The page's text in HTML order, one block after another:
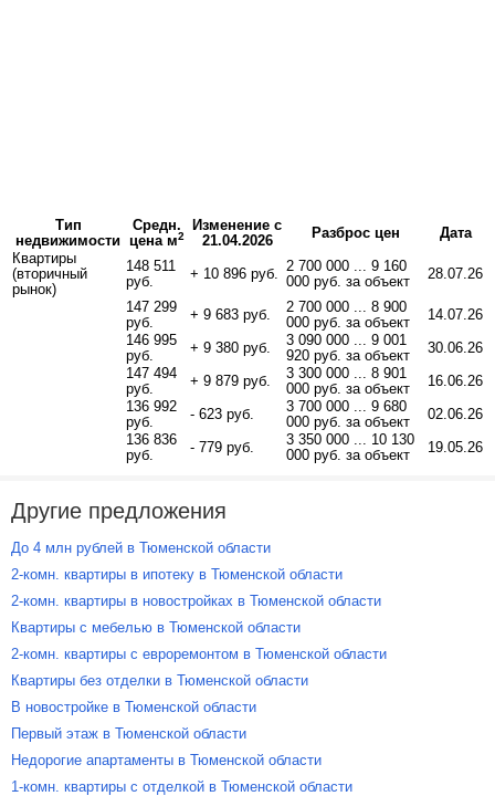
Тип
недвижимости
Средн.
цена м2
Изменение с
21.04.2026
Разброс цен
Дата
Квартиры
(вторичный
рынок)
148 511
руб.
+ 10 896 руб.
2 700 000 ... 9 160
000 руб. за объект
28.07.26
147 299
руб.
+ 9 683 руб.
2 700 000 ... 8 900
000 руб. за объект
14.07.26
146 995
руб.
+ 9 380 руб.
3 090 000 ... 9 001
920 руб. за объект
30.06.26
147 494
руб.
+ 9 879 руб.
3 300 000 ... 8 901
000 руб. за объект
16.06.26
136 992
руб.
- 623 руб.
3 700 000 ... 9 680
000 руб. за объект
02.06.26
136 836
руб.
- 779 руб.
3 350 000 ... 10 130
000 руб. за объект
19.05.26
Другие предложения
До 4 млн рублей в Тюменской области
2-комн. квартиры в ипотеку в Тюменской области
2-комн. квартиры в новостройках в Тюменской области
Квартиры с мебелью в Тюменской области
2-комн. квартиры с евроремонтом в Тюменской области
Квартиры без отделки в Тюменской области
В новостройке в Тюменской области
Первый этаж в Тюменской области
Недорогие апартаменты в Тюменской области
1-комн. квартиры с отделкой в Тюменской области